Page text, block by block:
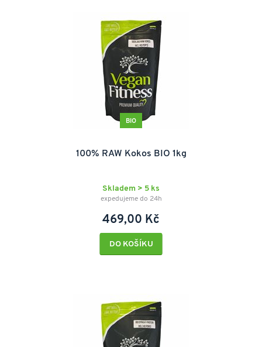
BIO
100% RAW Kokos BIO 1kg
Skladem > 5 ks
expedujeme do 24h
469,00 Kč
DO KOŠÍKU